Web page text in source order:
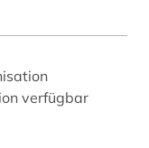
verfügbar